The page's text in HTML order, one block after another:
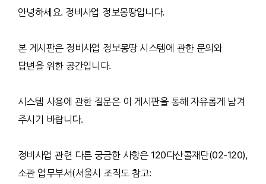
안녕하세요. 정비사업 정보몽땅입니다.
본 게시판은 정비사업 정보몽땅 시스템에 관한 문의와
답변을 위한 공간입니다.
시스템 사용에 관한 질문은 이 게시판을 통해 자유롭게 남겨
주시기 바랍니다.
정비사업 관련 다른 궁금한 사항은 120다산콜재단(02-120),
소관 업무부서(서울시 조직도 참고: